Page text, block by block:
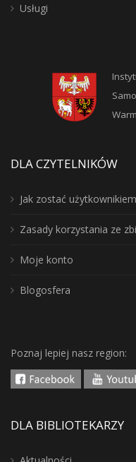
Usługi
DLA CZYTELNIKÓW
Jak zostać
Zasady korzystania ze
Moje konto
Blogosfera
Poznaj lepiej nasz region:
DLA BIBLIOTEKARZY